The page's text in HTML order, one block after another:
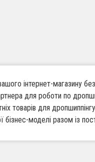
інтернет-магазину
для роботи по
товарів для
бізнес-моделі разом із